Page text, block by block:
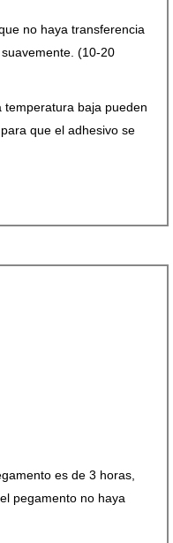
no haya transferencia
suavemente. (10-20
temperatura baja pueden
que el adhesivo se
es de 3 horas,
pegamento no haya